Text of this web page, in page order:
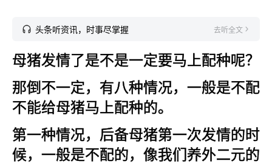
头条听资讯，时事尽掌握 去听全文
母猪发情了是不是一定要马上配种呢？
那倒不一定，有八种情况，一般是不配
不能给母猪马上配种的。
第一种情况，后备母猪第一次发情的时
候，一般是不配的，像我们养外二元的